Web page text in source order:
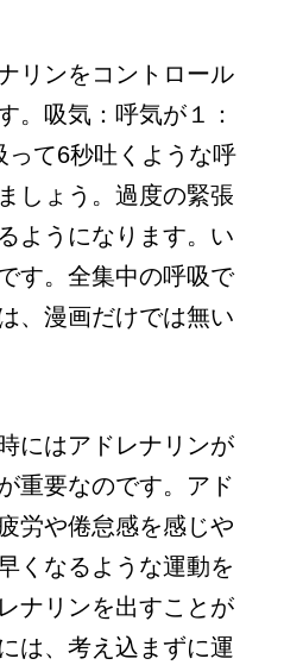
リンをコントロール
。吸気：呼気が１：
って6秒吐くような呼
しょう。過度の緊張
ようになります。い
す。全集中の呼吸で
、漫画だけでは無い
にはアドレナリンが
重要なのです。アド
労や倦怠感を感じや
くなるような運動を
ナリンを出すことが
は、考え込まずに運